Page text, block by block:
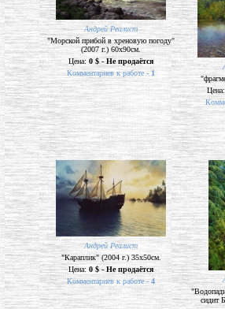
Андрей Реалист
"Морской прибой в хреновую погоду"
(2007 г.) 60х90см.
Цена: 0 $ - Не продаётся
Комментариев к работе -1
Андрей Реалист
"Караплик" (2004 г.) 35х50см.
Цена: 0 $ - Не продаётся
Комментариев к работе -4
сидит